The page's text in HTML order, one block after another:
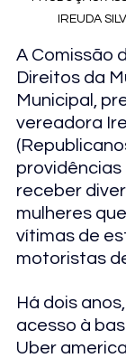
IREUDA
A Comissão
Direitos da
Municipal,
vereadora
receber
mulheres
vítimas de
motoristas
Há dois
acesso à
Uber